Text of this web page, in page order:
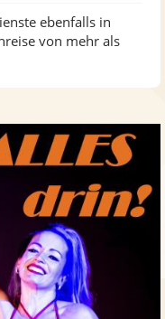
ebenfalls in
von mehr als